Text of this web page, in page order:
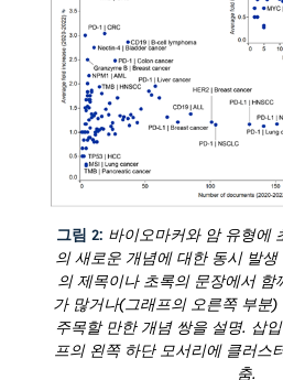
그림 2: 바이오마커와 암 유형에
의 새로운 개념에 대한 동시 발
의 제목이나 초록의 문장에서
가 많거나(그래프의 오른쪽 부분
주목할 만한 개념 쌍을 설명. 삽
프의 왼쪽 하단 모서리에 클러스
춤.